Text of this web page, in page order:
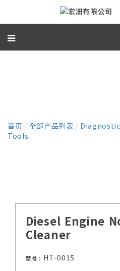
首页 / 全部产品列表 /
Tools
Diesel Engine
Cleaner
型号： HT-0015